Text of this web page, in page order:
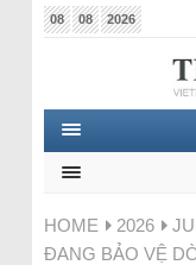
08 08 2026
HOME 2026
ĐANG BẢO VỆ